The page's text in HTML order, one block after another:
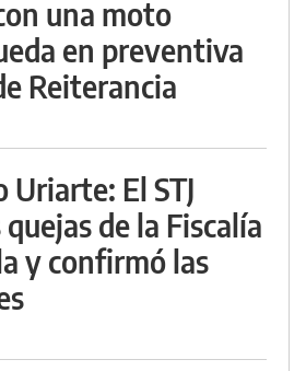
una moto
en preventiva
Reiterancia
Uriarte: El STJ
de la Fiscalía
y confirmó las